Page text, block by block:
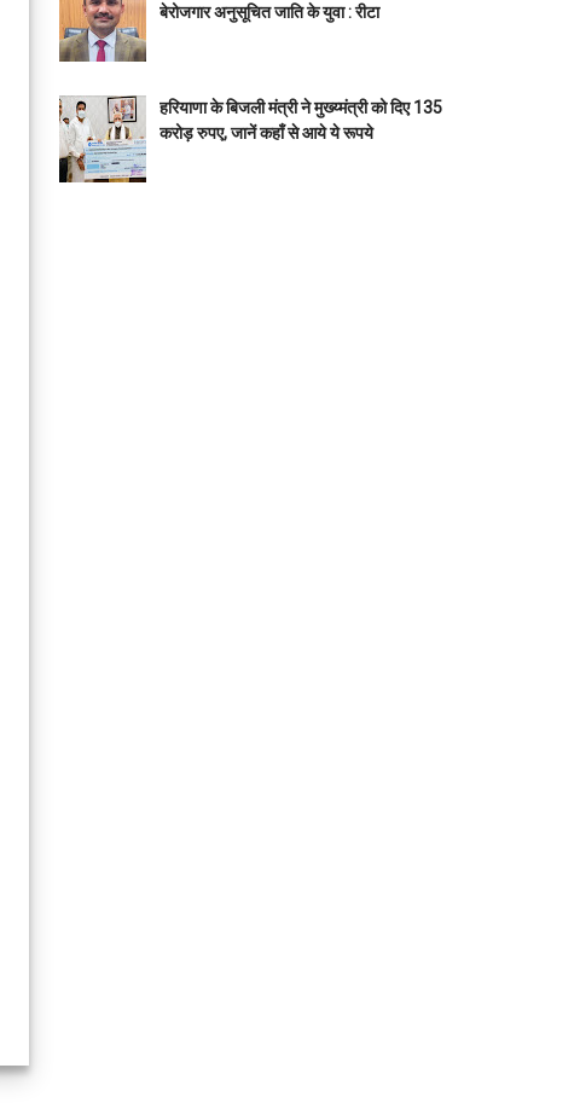
बेरोजगार अनुसूचित जाति के युवा : रीटा
हरियाणा के बिजली मंत्री ने मुख्य्मंत्री को दिए 135
करोड़ रुपए, जानें कहाँ से आये ये रूपये